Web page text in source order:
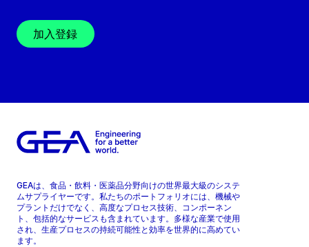
加入登録
GEAは、食品・飲料・医薬品分野向けの世界最大級のシステ
ムサプライヤーです。私たちのポートフォリオには、機械や
プラントだけでなく、高度なプロセス技術、コンポーネン
ト、包括的なサービスも含まれています。多様な産業で使用
され、生産プロセスの持続可能性と効率を世界的に高めてい
ます。